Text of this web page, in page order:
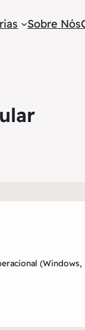
Sobre Nós
(Windows,